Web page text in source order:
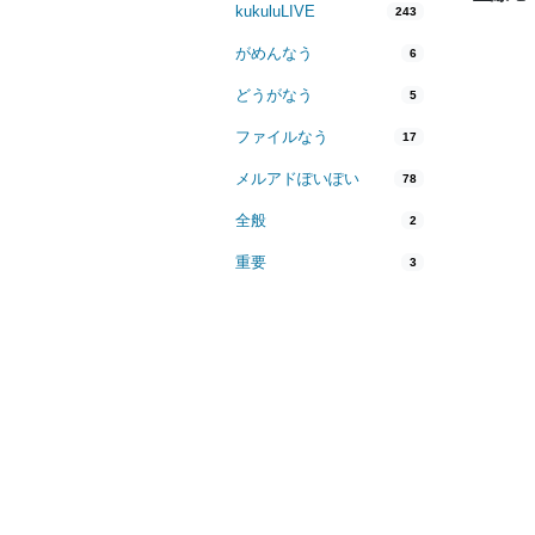
kukuluLIVE 243
がめんなう 6
どうがなう 5
ファイルなう 17
メルアドぽいぽい 78
全般 2
重要 3